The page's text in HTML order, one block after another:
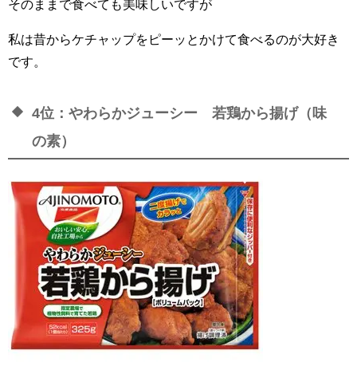
そのままで食べても美味しいですが
私は昔からケチャップをピーッとかけて食べるのが大好き
です。
4位：やわらかジューシー 若鶏から揚げ（味
の素）